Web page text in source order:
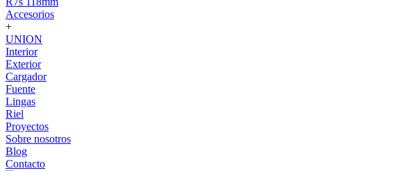
Accesorios
+
UNION
Interior
Exterior
Cargador
Fuente
Lingas
Riel
Proyectos
Sobre nosotros
Blog
Contacto